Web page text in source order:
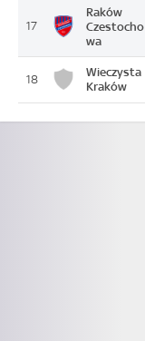
17
Raków
Czestocho
wa
18
Wieczysta
Kraków